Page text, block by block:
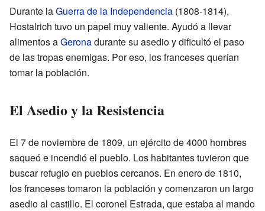
Durante laGuerra de la Independencia (1808-1814),
Hostalrich tuvo un papel muy valiente. Ayudó a llevar
alimentos aGeronadurante su asedio y dificultó el paso
de las tropas enemigas. Por eso, los franceses querían
tomar la población.
El Asedio y la Resistencia
El 7 de noviembre de 1809, un ejército de 4000 hombres
saqueó e incendió el pueblo. Los habitantes tuvieron que
buscar refugio en pueblos cercanos. En enero de 1810,
los franceses tomaron la población y comenzaron un largo
asedio al castillo. El coronel Estrada, que estaba al mando